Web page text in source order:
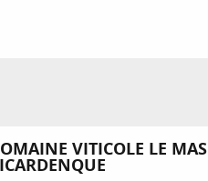
VITICOLE LE MAS